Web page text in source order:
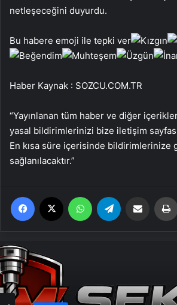
netleşeceğini duyurdu.
Bu habere emoji ile tepki ver
Haber Kaynak : SOZCU.COM.TR
“Yayınlanan tüm haber ve diğer
yasal bildirimlerinizi bize iletişim
En kısa süre içerisinde bildirimlerinize
sağlanılacaktır.”
Facebook WhatsApp Email'den paylaş